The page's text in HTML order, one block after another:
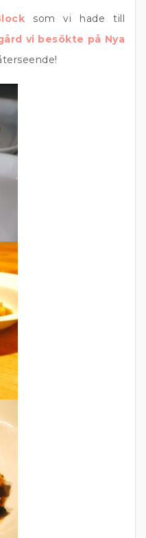
som vi hade till
vi besökte på Nya